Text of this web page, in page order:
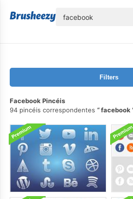
Filters
Facebook Pincéis
94 pincéis correspondentes
facebook